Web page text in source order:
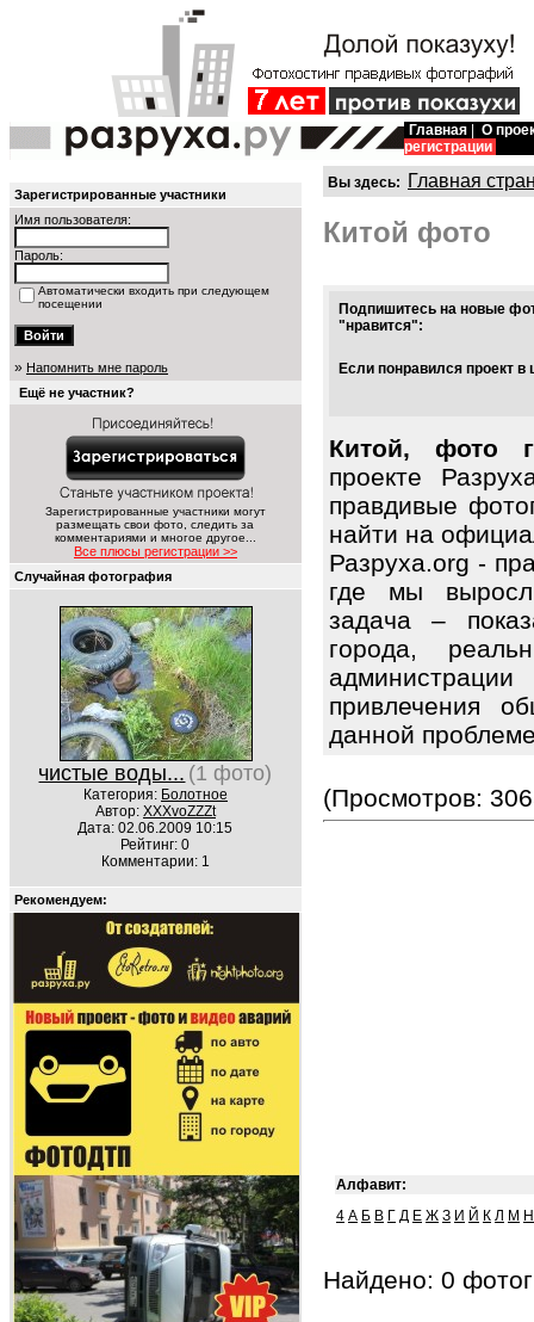
Главная
О
регистрации
Зарегистрированные участники
Имя пользователя:
Пароль:
Автоматически входить при следующем
посещении
» Напомнить мне пароль
Ещё не участник?
Зарегистрированные участники могут
размещать свои фото, следить за
комментариями и многое другое...
Все плюсы регистрации >>
Случайная фотография
чистые воды... (1 фото)
Категория: Болотное
Автор: XXXvoZZZt
Дата: 02.06.2009 10:15
Рейтинг: 0
Комментарии: 1
Рекомендуем:
Вы здесь: Главная
Китой фото
Подпишитесь на новые
"нравится":
Если понравился проект
Китой, фото
проекте
правдивые
найти на
Разруха.org -
где мы
задача –
города,
привлечения
данной
(Просмотров:
Алфавит:
4 А Б В Г Д Е Ж З И Й К Л М Н
Найдено: 0